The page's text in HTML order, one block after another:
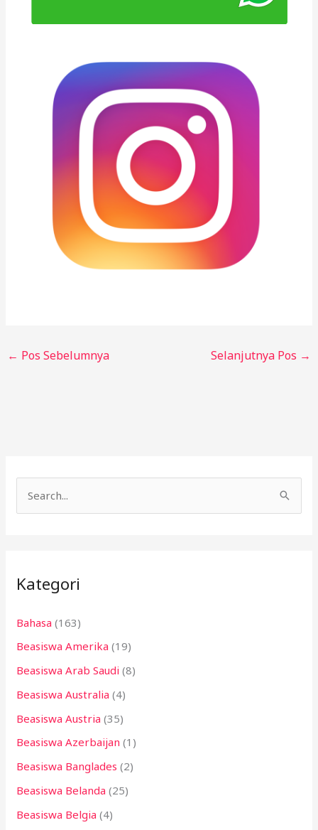
← Pos Sebelumnya Selanjutnya Pos →
u
t
u
k
:
Kategori
Bahasa (163)
Beasiswa Amerika (19)
Beasiswa Arab Saudi (8)
Beasiswa Australia (4)
Beasiswa Austria (35)
Beasiswa Azerbaijan (1)
Beasiswa Banglades (2)
Beasiswa Belanda (25)
Beasiswa Belgia (4)